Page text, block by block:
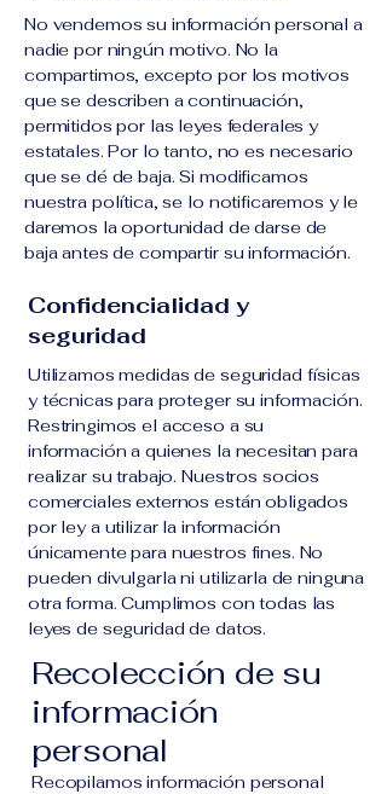
No vendemos su información personal a
nadie por ningún motivo. No la
compartimos, excepto por los motivos
que se describen a continuación,
permitidos por las leyes federales y
estatales. Por lo tanto, no es necesario
que se dé de baja. Si modificamos
nuestra política, se lo notificaremos y le
daremos la oportunidad de darse de
baja antes de compartir su información.
Confidencialidad y
seguridad
Utilizamos medidas de seguridad físicas
y técnicas para proteger su información.
Restringimos el acceso a su
información a quienes la necesitan para
realizar su trabajo. Nuestros socios
comerciales externos están obligados
por ley a utilizar la información
únicamente para nuestros fines. No
pueden divulgarla ni utilizarla de ninguna
otra forma. Cumplimos con todas las
leyes de seguridad de datos.
Recolección de su
información
personal
Recopilamos información personal